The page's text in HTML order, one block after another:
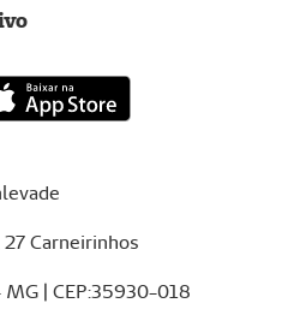
Carneirinhos
| CEP:35930-018